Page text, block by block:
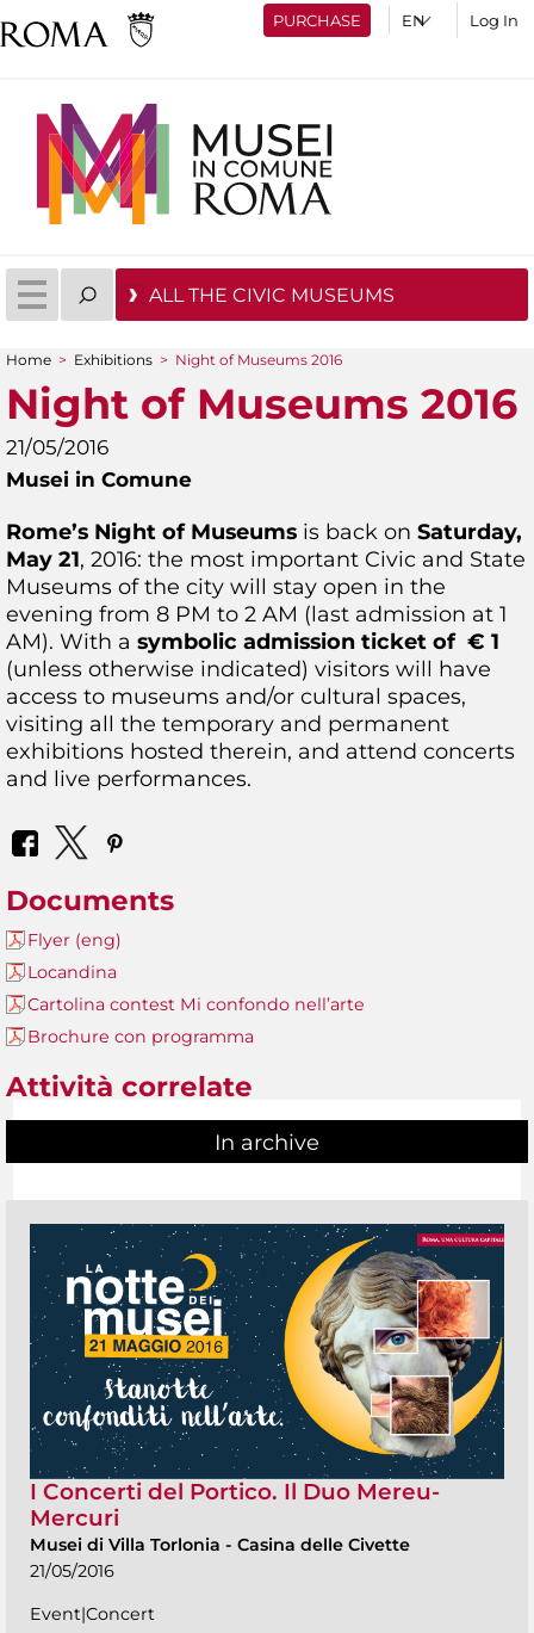
PURCHASE Log In
ALL THE CIVIC MUSEUMS
You are here
Home > Exhibitions > Night of Museums 2016
Night of Museums 2016
21/05/2016
Musei in Comune
Rome’s Night of Museums is back on Saturday,
May 21, 2016: the most important Civic and State
Museums of the city will stay open in the
evening from 8 PM to 2 AM (last admission at 1
AM). With a symbolic admission ticket of € 1
(unless otherwise indicated) visitors will have
access to museums and/or cultural spaces,
visiting all the temporary and permanent
exhibitions hosted therein, and attend concerts
and live performances.
Documents
Flyer (eng)
Locandina
Cartolina contest Mi confondo nell’arte
Brochure con programma
Attività correlate
In archive
I Concerti del Portico. Il Duo Mereu-
Mercuri
Musei di Villa Torlonia - Casina delle Civette
21/05/2016
Event|Concert